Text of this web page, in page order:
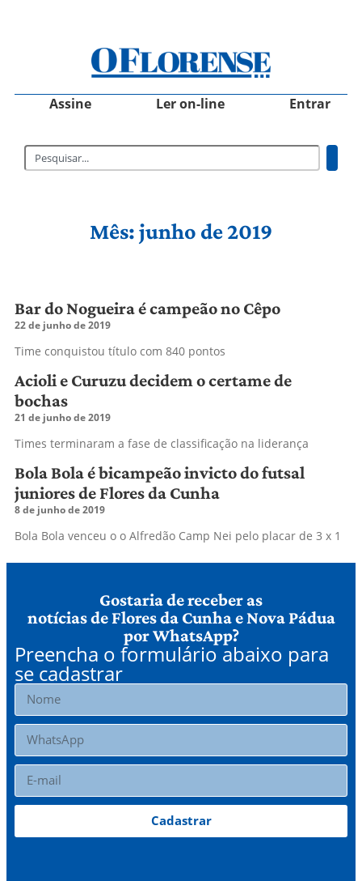
Assine Ler on-line Entrar
Mês: junho de 2019
Bar do Nogueira é campeão no Cêpo
22 de junho de 2019
Time conquistou título com 840 pontos
Acioli e Curuzu decidem o certame de
bochas
21 de junho de 2019
Times terminaram a fase de classificação na liderança
Bola Bola é bicampeão invicto do futsal
juniores de Flores da Cunha
8 de junho de 2019
Bola Bola venceu o o Alfredão Camp Nei pelo placar de 3 x 1
Gostaria de receber as
notícias de Flores da Cunha e Nova Pádua
por WhatsApp?
Preencha o formulário abaixo para
se cadastrar
Cadastrar